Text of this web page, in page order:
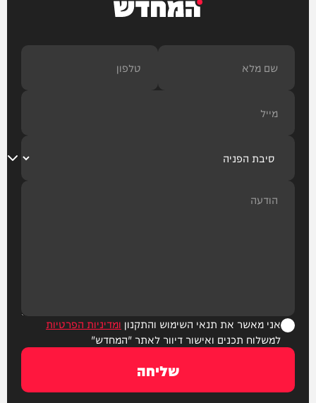
המחדש
אני מאשר את תנאי השימוש והתקנון ומדיניות הפרטיות
למשלוח תכנים ואישור דיוור לאתר "המחדש"
שליחה